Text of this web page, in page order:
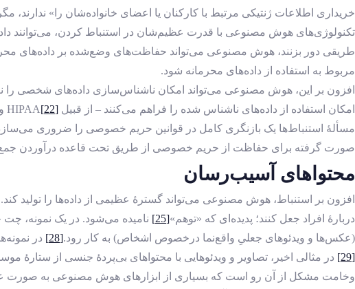
خریداری اطلاعات ژنتیکی مرتبط با کارکنان یا اعضای خانواده‌شان را»
تکنولوژی‌های هوش مصنوعی با قدرت عظیم‌شان در استنباط ‌کردن، می‌توانند
طریقی دور بزنند، هوش مصنوعی می‌تواند حفاظت‌های وضع‌شده بر داده‌های
مربوط به استفاده از داده‌های محرمانه شود.
افزون بر این، هوش مصنوعی می‌تواند امکان ناشناس‌سازی داده‌های شخصی را
امکان استفاده از داده‌های ناشناس ‌شده را فراهم می‌کنند – از قبیل [22] HIPAA و CCPA
مسألۀ استنباط‌ها یک بازنگری کامل در قوانین حریم خصوصی را ضروری
صورت‌ گرفته برای حفاظت از حریم خصوصی از طریق تحت قاعده درآوردن
محتواهای آسیب‌رسان
افزون بر استنباط، هوش مصنوعی می‌تواند گسترۀ عظیمی از داده‌ها را تولید
دربارۀ افراد جعل کنند؛ پدیده‌ای که «توهم»[25] نامیده می‌شود. در یک نمونه، چت
(عکس‌ها و ویدئوهای جعلیِ واقع‌نما درخصوص اشخاص) به ‌کار رود.[28]
در
[29]
در مثالی اخیر، تصاویر و ویدئوهایی با محتواهای بی‌پردۀ جنسی از ستارۀ
وخامت مشکل از آن رو است که بسیاری از ابزارهای هوش مصنوعی به ‌صورت